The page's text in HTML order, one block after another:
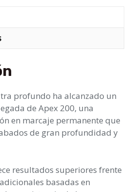
profundo ha alcanzado un
de Apex 200, una
en marcaje permanente que
de gran profundidad y
resultados superiores frente
basadas en